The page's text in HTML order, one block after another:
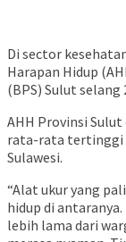
Di sector
Harapan Hidup
(BPS) Sulut selang
AHH Provinsi Sulut
rata-rata tertinggi
Sulawesi.
“Alat ukur yang
hidup di
lebih lama dari